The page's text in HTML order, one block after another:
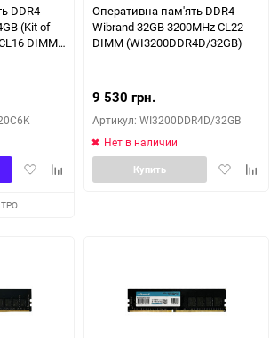
DDR4
(Kit of
DIMM
ДобавитьДобавить
Оперативна пам'ять DDR4
Wibrand 32GB 3200MHz CL22
DIMM (WI3200DDR4D/32GB)
9 530 грн.
Артикул: WI3200DDR4D/32GB
Нет в наличии
Добавить
Купить